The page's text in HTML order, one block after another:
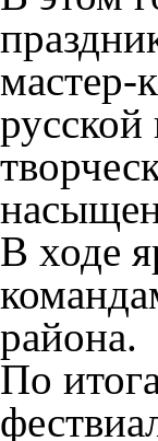
мастер-
В ходе
района.
По